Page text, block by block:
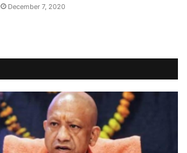
December 7, 2020